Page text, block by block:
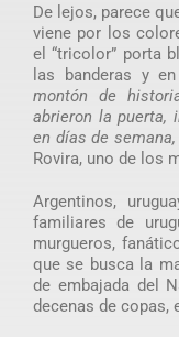
De lejos, parece
viene por los
el “tricolor” porta
las banderas y
montón de
abrieron la puerta,
en días de
Rovira, uno de los
Argentinos,
familiares de
murgueros,
que se busca la
de embajada del
decenas de copas,